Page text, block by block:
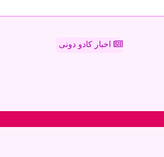
اخبار کادو دونی